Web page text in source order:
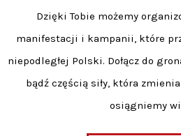
Dzięki Tobie możemy
manifestacji i kampanii, które
niepodległej Polski. Dołącz do
bądź częścią siły, która
osiągniemy